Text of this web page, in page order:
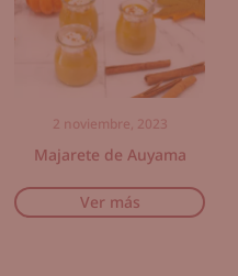
2 noviembre, 2023
Majarete de Auyama
Ver más